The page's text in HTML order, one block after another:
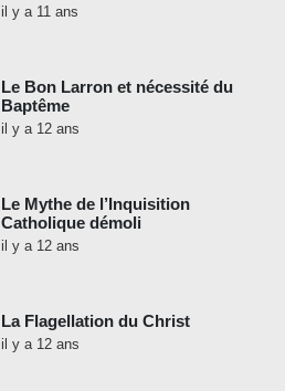
il y a 11 ans
Le Bon Larron et nécessité du
Baptême
il y a 12 ans
Le Mythe de l’Inquisition
Catholique démoli
il y a 12 ans
La Flagellation du Christ
il y a 12 ans